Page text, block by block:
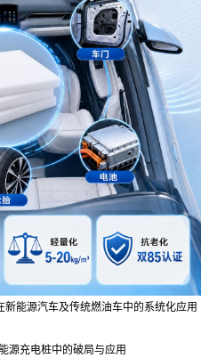
能源汽车及传统燃油车中的系统化应用